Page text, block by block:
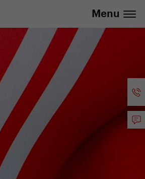
Menu